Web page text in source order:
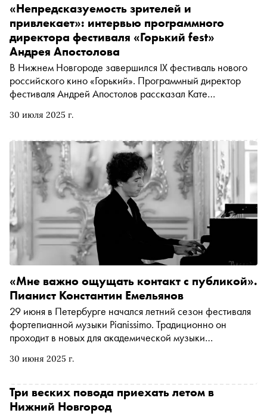
30 июля 2025 г.
«Непредсказуемость зрителей и
привлекает»: интервью программного
директора фестиваля «Горький fest»
Андрея Апостолова
В Нижнем Новгороде завершился IX фестиваль нового
российского кино «Горький». Программный директор
фестиваля Андрей Апостолов рассказал Кате
равных соревнуются полные и короткие метры, игровое
стали самыми популярными у зрителей, как меняются
вкусы публики и что сегодня определяет новое
российское кино. А еще объяснил, почему интерес к
советскому кинематографу вновь стремительно растет
30 июня 2025 г.
«Мне важно ощущать контакт с публикой».
Пианист Константин Емельянов
29 июня в Петербурге начался летний сезон фестиваля
фортепианной музыки Pianissimo. Традиционно он
проходит в новых для академической музыки
В серии концертов принимают участие молодые
имени Чайковского, выпускник Московской
консерватории Константин Емельянов. В интервью
Три веских повода приехать летом в
Нижний Новгород